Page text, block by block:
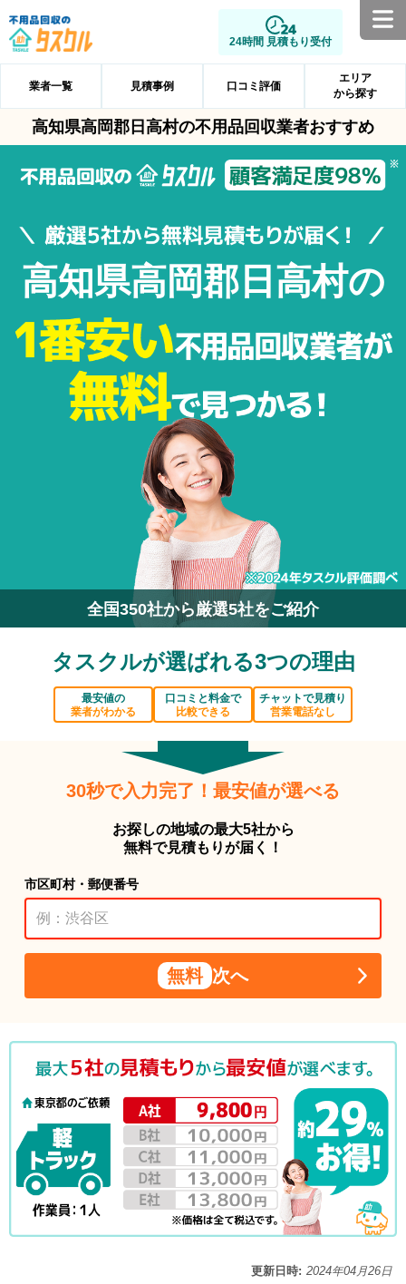
24時間 見積もり受付
業者一覧 見積事例 口コミ評価
エリア
から探す
高知県高岡郡日高村の不用品回収業者おすすめ
高知県高岡郡日高村の
全国350社から厳選5社をご紹介
タスクルが選ばれる3つの理由
最安値の
業者がわかる
口コミと料金で
比較できる
チャットで見積り
営業電話なし
30秒で入力完了！最安値が選べる
お探しの地域の最大5社から
無料で見積もりが届く！
市区町村・郵便番号
無料 次へ
更新日時: 2024年04月26日